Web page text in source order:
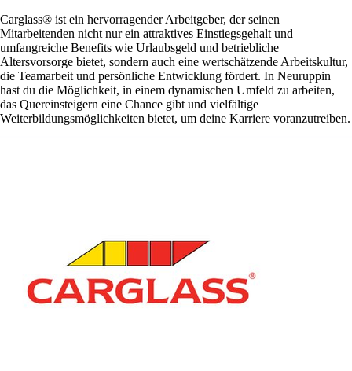
Carglass® ist ein hervorragender Arbeitgeber, der seinen
Mitarbeitenden nicht nur ein attraktives Einstiegsgehalt und
umfangreiche Benefits wie Urlaubsgeld und betriebliche
Altersvorsorge bietet, sondern auch eine wertschätzende Arbeitskultur,
die Teamarbeit und persönliche Entwicklung fördert. In Neuruppin
hast du die Möglichkeit, in einem dynamischen Umfeld zu arbeiten,
das Quereinsteigern eine Chance gibt und vielfältige
Weiterbildungsmöglichkeiten bietet, um deine Karriere voranzutreiben.